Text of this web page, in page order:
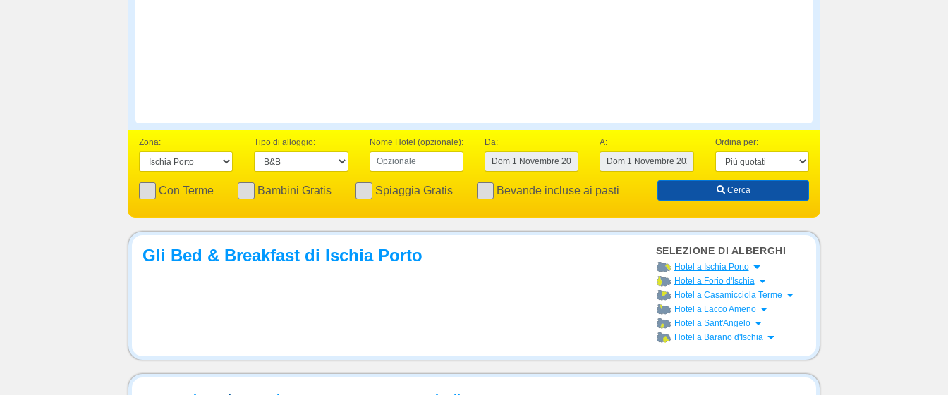
Zona: Tipo di alloggio: Nome Hotel (opzionale): Da: A: Ordina per:
Con Terme Bambini Gratis Spiaggia Gratis Bevande incluse ai pasti Cerca
Gli Bed & Breakfast di Ischia Porto SELEZIONE DI ALBERGHI
Hotel a Ischia Porto Apri menu
Hotel a Forio d'Ischia Apri menu
Hotel a Casamicciola Terme Apri menu
Hotel a Lacco Ameno Apri menu
Hotel a Sant'Angelo Apri menu
Hotel a Barano d'Ischia Apri menu